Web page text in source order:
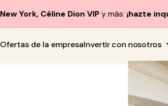
New York, Céline Dion VIPy más: ¡hazte
Ofertas de la empresaInvertir con nosotros